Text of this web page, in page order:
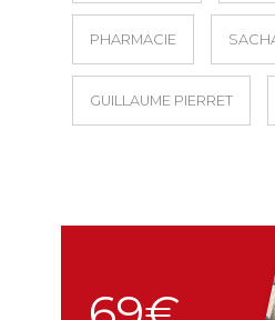
PHARMACIE
GUILLAUME PIERRET